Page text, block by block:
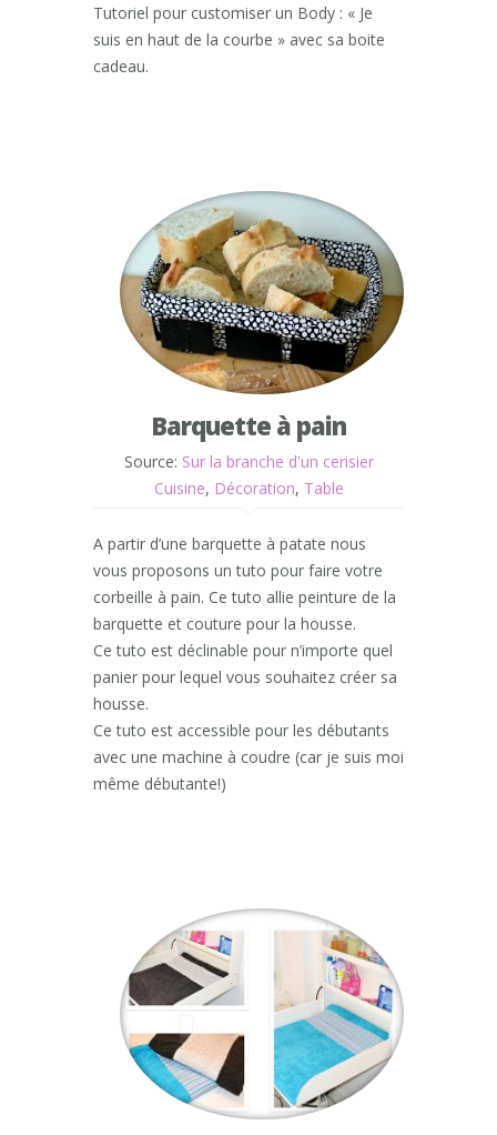
Tutoriel pour customiser un Body : « Je
suis en haut de la courbe » avec sa boite
cadeau.
Barquette à pain
Source: Sur la branche d'un cerisier
Cuisine, Décoration, Table
A partir d’une barquette à patate nous
vous proposons un tuto pour faire votre
corbeille à pain. Ce tuto allie peinture de la
barquette et couture pour la housse.
Ce tuto est déclinable pour n’importe quel
panier pour lequel vous souhaitez créer sa
housse.
Ce tuto est accessible pour les débutants
avec une machine à coudre (car je suis moi
même débutante!)